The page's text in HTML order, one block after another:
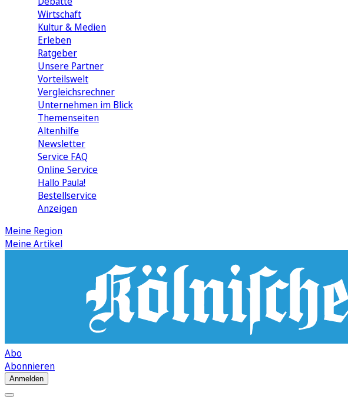
Wirtschaft
Kultur & Medien
Erleben
Ratgeber
Unsere Partner
Vorteilswelt
Vergleichsrechner
Unternehmen im Blick
Themenseiten
Altenhilfe
Newsletter
Service FAQ
Online Service
Hallo Paula!
Bestellservice
Anzeigen
Meine Region
Meine Artikel
Abo
Abonnieren
Anmelden